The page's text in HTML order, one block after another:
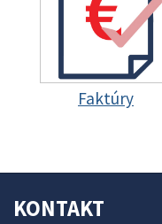
Faktúry
KONTAKT